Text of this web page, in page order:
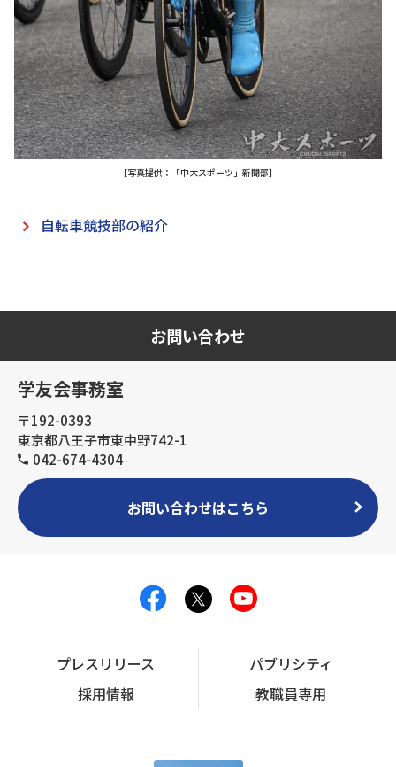
【写真提供：「中大スポーツ」新聞部】
自転車競技部の紹介
お問い合わせ
学友会事務室
〒192-0393
東京都八王子市東中野742-1
042-674-4304
お問い合わせはこちら
プレスリリース
パブリシティ
採用情報
教職員専用